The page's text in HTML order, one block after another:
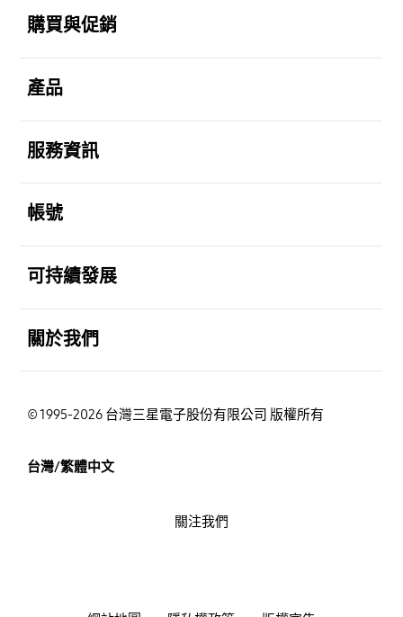
購買與促銷
產品
服務資訊
帳號
可持續發展
關於我們
© 1995-2026 台灣三星電子股份有限公司 版權所有
台灣/繁體中文
關注我們